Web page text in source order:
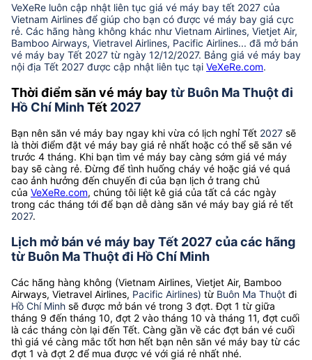
VeXeRe luôn cập nhật liên tục giá vé máy bay tết 2027 của
Vietnam Airlines để giúp cho bạn có được vé máy bay giá cực
rẻ. Các hãng hàng không khác như Vietnam Airlines, Vietjet Air,
Bamboo Airways, Vietravel Airlines, Pacific Airlines... đã mở bán
vé máy bay Tết 2027 từ ngày 12/12/2027. Bảng giá vé máy bay
nội địa Tết 2027 được cập nhật liên tục tại VeXeRe.com.
Thời điểm săn vé máy bay từ Buôn Ma Thuột đi
Hồ Chí MinhTết 2027
Bạn nên săn vé máy bay ngay khi vừa có lịch nghỉ Tết 2027 sẽ
là thời điểm đặt vé máy bay giá rẻ nhất hoặc có thể sẽ săn vé
trước 4 tháng. Khi bạn tìm vé máy bay càng sớm giá vé máy
bay sẽ càng rẻ. Đừng để tình huống cháy vé hoặc giá vé quá
cao ảnh hưởng đến chuyến đi của bạn lịch ở trang chủ
của VeXeRe.com, chúng tôi liệt kê giá của tất cả các ngày
trong các tháng tới để bạn dễ dàng săn vé máy bay giá rẻ tết
2027.
Lịch mở bán vé máy bay Tết 2027 của các hãng
từ Buôn Ma Thuột đi Hồ Chí Minh
Các hãng hàng không (Vietnam Airlines, Vietjet Air, Bamboo
Airways, Vietravel Airlines, Pacific Airlines) từ Buôn Ma Thuột đi
Hồ Chí Minh sẽ được mở bán vé trong 3 đợt. Đợt 1 từ giữa
tháng 9 đến tháng 10, đợt 2 vào tháng 10 và tháng 11, đợt cuối
là các tháng còn lại đến Tết. Càng gần về các đợt bán vé cuối
thì giá vé càng mắc tốt hơn hết bạn nên săn vé máy bay từ các
đợt 1 và đợt 2 để mua được vé với giá rẻ nhất nhé.